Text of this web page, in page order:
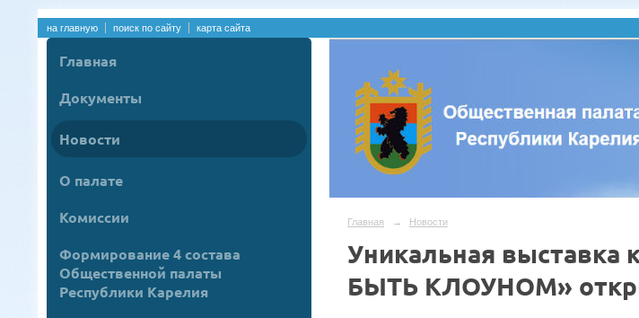
на главную поиск по сайту карта сайта
Главная
Документы
Новости
О палате
Комиссии
Формирование 4 состава
Общественной палаты
Республики Карелия
Главная → Новости
Уникальная
БЫТЬ КЛОУНОМ»